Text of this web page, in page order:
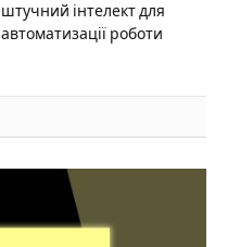
штучний інтелект для
автоматизації роботи